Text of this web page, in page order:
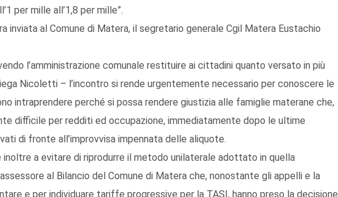
per mille all’1,8 per mille”.
inviata al Comune di Matera, il segretario generale Cgil Matera Eustachio
l’amministrazione comunale restituire ai cittadini quanto versato in più
Nicoletti – l’incontro si rende urgentemente necessario per conoscere le
intraprendere perché si possa rendere giustizia alle famiglie materane che,
difficile per redditi ed occupazione, immediatamente dopo le ultime
di fronte all’improvvisa impennata delle aliquote.
inoltre a evitare di riprodurre il metodo unilaterale adottato in quella
al Bilancio del Comune di Matera che, nonostante gli appelli e la
e per individuare tariffe progressive per la TASI, hanno preso la decisione